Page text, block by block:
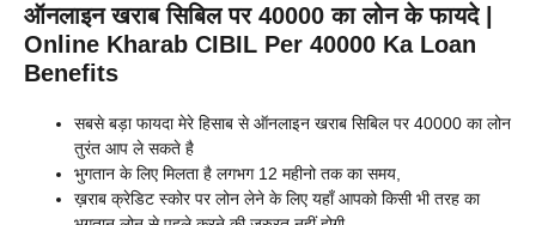
ऑनलाइन खराब सिबिल पर 40000 का लोन के फायदे |
Online Kharab CIBIL Per 40000 Ka Loan
Benefits
सबसे बड़ा फायदा मेरे हिसाब से ऑनलाइन खराब सिबिल पर 40000 का लोन
तुरंत आप ले सकते है
भुगतान के लिए मिलता है लगभग 12 महीनो तक का समय,
ख़राब क्रेडिट स्कोर पर लोन लेने के लिए यहाँ आपको किसी भी तरह का